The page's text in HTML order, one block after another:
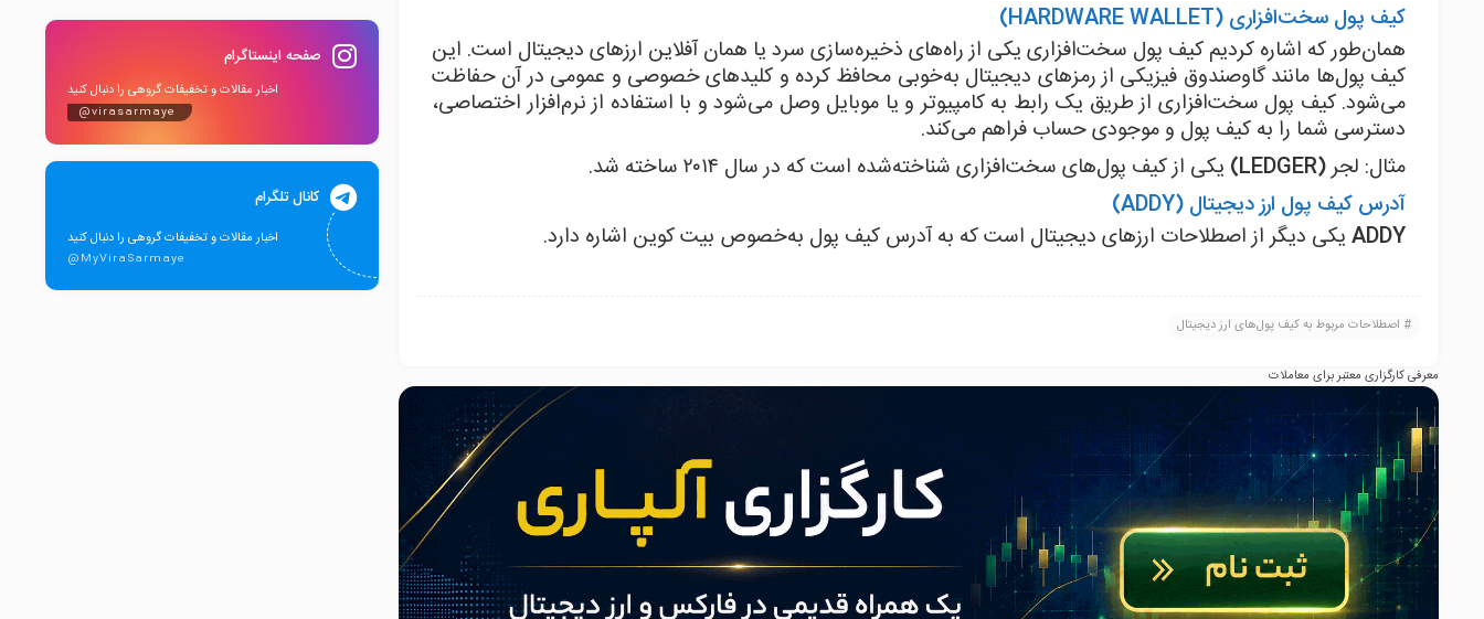
کیف پول سخت‌افزاری (HARDWARE WALLET)
همان‌طور که اشاره کردیم کیف پول سخت‌افزاری یکی از راه‌های ذخیره‌سازی سرد یا همان آفلاین ارزهای دیجیتال است. این
کیف پول‌ها مانند گاوصندوق فیزیکی از رمزهای دیجیتال به‌خوبی محافظ کرده و کلیدهای خصوصی و عمومی در آن حفاظت
می‌شود. کیف پول سخت‌افزاری از طریق یک رابط به کامپیوتر و یا موبایل وصل می‌شود و با استفاده از نرم‌افزار اختصاصی،
دسترسی شما را به کیف پول و موجودی حساب فراهم می‌کند.
مثال: لجر(LEDGER)
یکی از کیف‌ پول‌های سخت‌افزاری شناخته‌شده است که در سال ۲۰۱۴ ساخته شد.
آدرس کیف پول ارز دیجیتال (ADDY)
ADDY یکی دیگر از اصطلاحات ارزهای دیجیتال است که به آدرس کیف پول به‌خصوص بیت کوین اشاره دارد.
اصطلاحات مربوط به کیف پول‌های ارز دیجیتال
معرفی کارگزاری معتبر برای معاملات
صفحه اینستاگرام
اخبار مقالات و تخفیفات گروهی را دنبال کنید
@virasarmaye
کانال تلگرام
اخبار مقالات و تخفیفات گروهی را دنبال کنید
@MyViraSarmaye